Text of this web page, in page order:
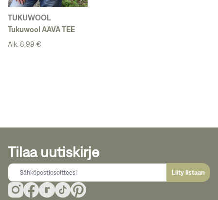
TUKUWOOL
Tukuwool AAVA TEE
Alk. 8,99 €
Tilaa uutiskirje
Liity listaan